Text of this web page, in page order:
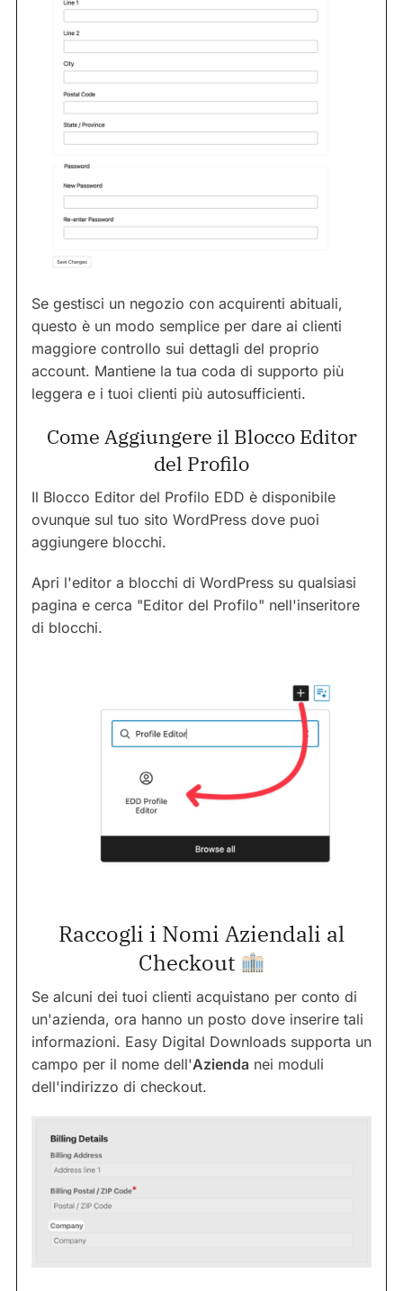
Se gestisci un negozio con acquirenti abituali,
questo è un modo semplice per dare ai clienti
maggiore controllo sui dettagli del proprio
account. Mantiene la tua coda di supporto più
leggera e i tuoi clienti più autosufficienti.
Come Aggiungere il Blocco Editor
del Profilo
Il Blocco Editor del Profilo EDD è disponibile
ovunque sul tuo sito WordPress dove puoi
aggiungere blocchi.
Apri l'editor a blocchi di WordPress su qualsiasi
pagina e cerca "Editor del Profilo" nell'inseritore
di blocchi.
Raccogli i Nomi Aziendali al
Checkout
Se alcuni dei tuoi clienti acquistano per conto di
un'azienda, ora hanno un posto dove inserire tali
informazioni. Easy Digital Downloads supporta un
campo per il nome dell'Azienda nei moduli
dell'indirizzo di checkout.